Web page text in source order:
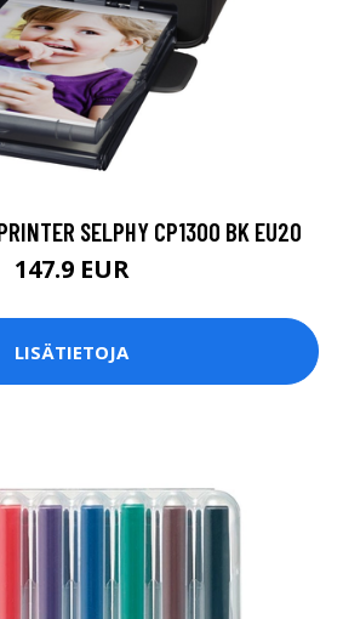
SELPHY CP1300 BK EU20
147.9 EUR
LISÄTIETOJA